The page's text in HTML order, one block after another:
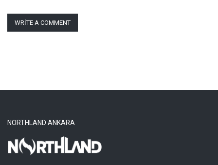
WRITE A COMMENT
NORTHLAND ANKARA